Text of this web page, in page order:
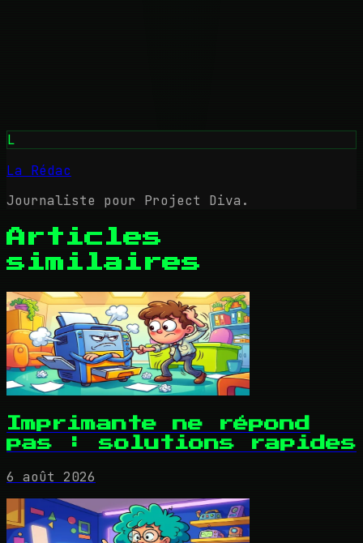
L
La Rédac
Journaliste pour Project Diva.
Articles
similaires
Imprimante ne répond
pas : solutions rapides
6 août 2026